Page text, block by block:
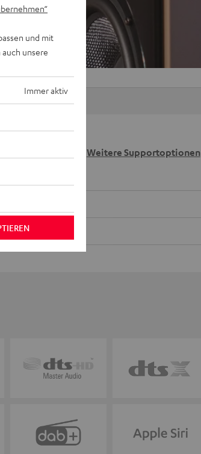
Weitere Supportoptionen
und mit
unsere
Immer aktiv